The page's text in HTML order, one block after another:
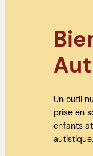
Un outil
prise en
enfants
autistique.